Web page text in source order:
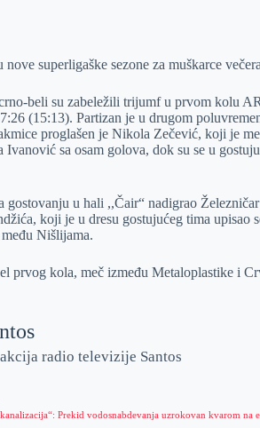
nove superligaške sezone za muškarce
beli su zabeležili trijumf u prvom kolu
(15:13). Partizan je u drugom
proglašen je Nikola Zečević, koji je
Ivanović sa osam golova, dok su se u
gostovanju u hali ,,Čair“ nadigrao
koji je u dresu gostujućeg tima upisao
Nišlijama.
prvog kola, meč između Metaloplastike i
radio televizije Santos